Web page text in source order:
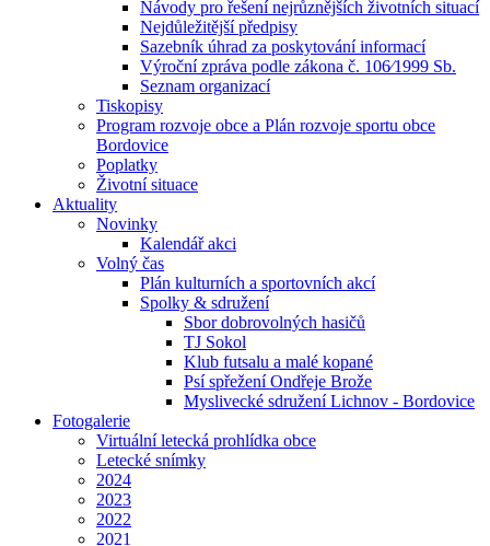
Návody pro řešení nejrůznějších životních situací
Nejdůležitější předpisy
Sazebník úhrad za poskytování informací
Výroční zpráva podle zákona č. 106⁄1999 Sb.
Seznam organizací
Tiskopisy
Program rozvoje obce a Plán rozvoje sportu obce
Bordovice
Poplatky
Životní situace
Aktuality
Novinky
Kalendář akci
Volný čas
Plán kulturních a sportovních akcí
Spolky & sdružení
Sbor dobrovolných hasičů
TJ Sokol
Klub futsalu a malé kopané
Psí spřežení Ondřeje Brože
Myslivecké sdružení Lichnov - Bordovice
Fotogalerie
Virtuální letecká prohlídka obce
Letecké snímky
2024
2023
2022
2021